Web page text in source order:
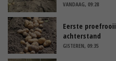
VANDAAG, 09:28
Eerste
achterstand
GISTEREN, 09:35